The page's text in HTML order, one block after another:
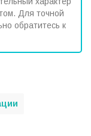
Для точной
обратитесь к